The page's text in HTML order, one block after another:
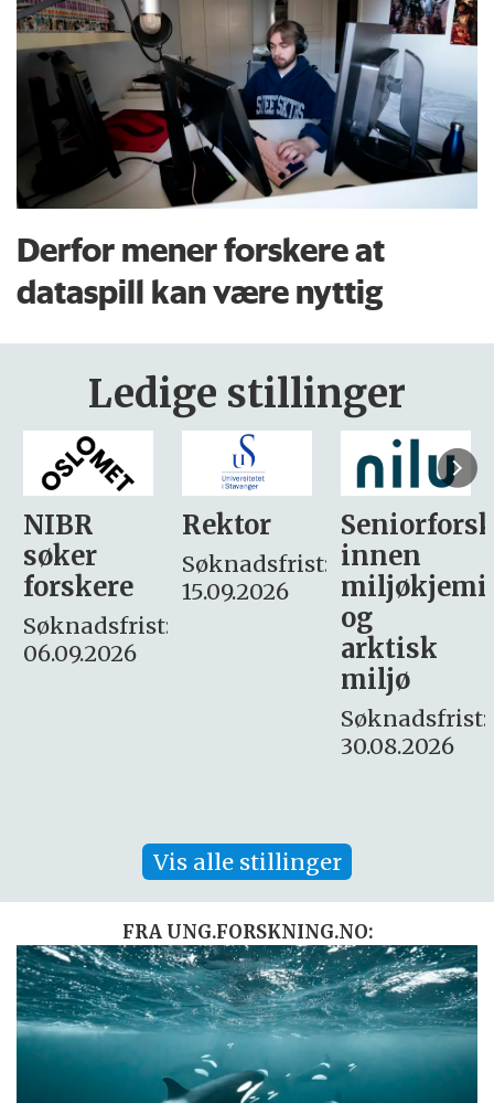
Derfor mener forskere at
dataspill kan være nyttig
Ledige stillinger
Rektor
Søknadsfrist:
15.09.2026
Seniorforsker
innen
miljøkjemi
søker
– fast
Søknadsfrist:
16. august.
Vis alle stillinger
FRA UNG.FORSKNING.NO: